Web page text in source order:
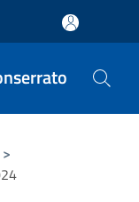
>